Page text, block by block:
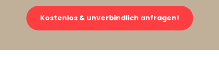
Kostenlos & unverbindlich anfragen!